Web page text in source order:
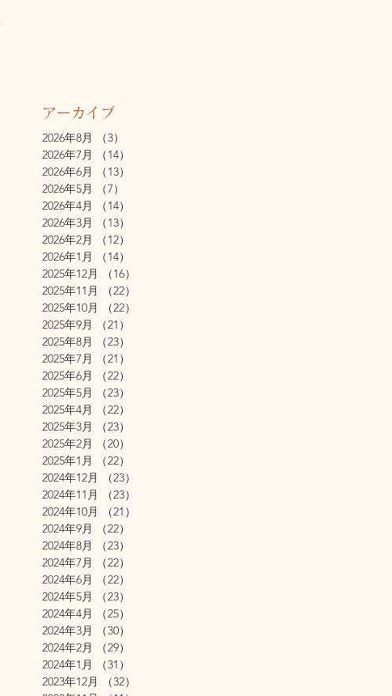
アーカイブ
2026年8月
（3）
2026年7月
（14）
2026年6月
（13）
2026年5月
（7）
2026年4月
（14）
2026年3月
（13）
2026年2月
（12）
2026年1月
（14）
2025年12月
（16）
2025年11月
（22）
2025年10月
（22）
2025年9月
（21）
2025年8月
（23）
2025年7月
（21）
2025年6月
（22）
2025年5月
（23）
2025年4月
（22）
2025年3月
（23）
2025年2月
（20）
2025年1月
（22）
2024年12月
（23）
2024年11月
（23）
2024年10月
（21）
2024年9月
（22）
2024年8月
（23）
2024年7月
（22）
2024年6月
（22）
2024年5月
（23）
2024年4月
（25）
2024年3月
（30）
2024年2月
（29）
2024年1月
（31）
2023年12月
（32）